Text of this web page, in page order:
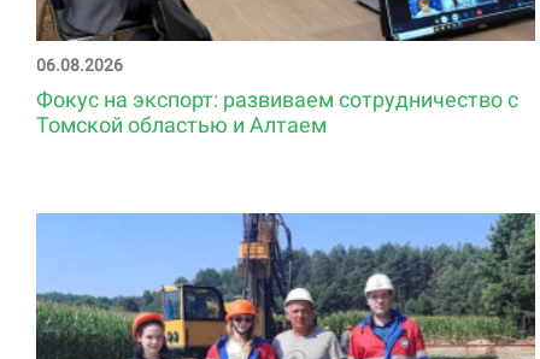
06.08.2026
Фокус на экспорт: развиваем сотрудничество с
Томской областью и Алтаем